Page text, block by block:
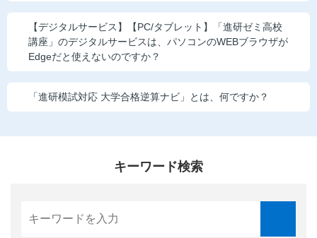
進研ゼミ 小学講座
進研ゼミ 中学講座
【デジタルサービス】【PC/タブレット】「進研ゼミ高校
講座」のデジタルサービスは、パソコンのWEBブラウザが
Edgeだと使えないのですか？
「進研模試対応 大学合格逆算ナビ」とは、何ですか？
キーワード検索